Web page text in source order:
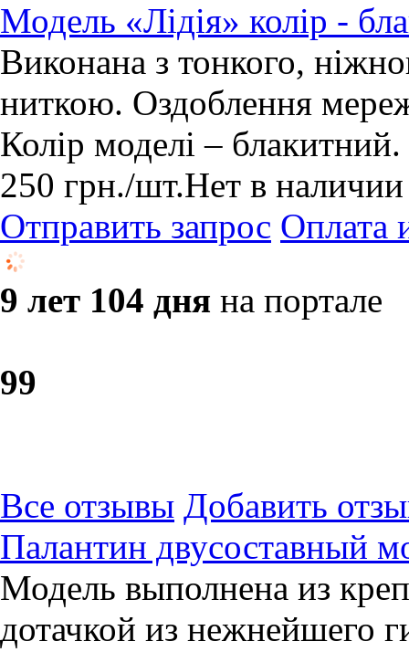
Модель «Лідія» колір -
Виконана з тонкого,
ниткою. Оздоблення
Колір моделі – блакитний.
250 грн./шт.Нет в наличии
Отправить запрос Оплата
9 лет 104 дня на портале
99
Все отзывы Добавить
Палантин двусоставный
Модель выполнена из
дотачкой из нежнейшего